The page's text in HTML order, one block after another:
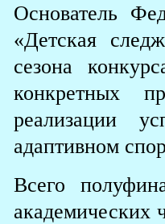
Основатель
«Детская
сезона
конкретных
реализации
адаптивном
Всего
академических